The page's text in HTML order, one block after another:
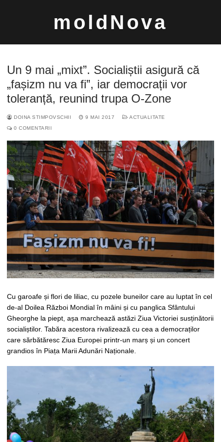
moldNova
după:
Un 9 mai „mixt”. Socialiștii asigură că
„fașizm nu va fi”, iar democrații vor
toleranță, reunind trupa O-Zone
DOINA STIMPOVSCHII 9 MAI 2017
ACTUALITATE
0 COMENTARII
Cu garoafe și flori de liliac, cu pozele buneilor care au luptat în cel
de-al Doilea Război Mondial în mâini și cu panglica Sfântului
Gheorghe la piept, așa marchează astăzi Ziua Victoriei susținătorii
socialiștilor. Tabăra acestora rivalizează cu cea a democraților
care sărbătăresc Ziua Europei printr-un marș și un concert
grandios în Piața Marii Adunări Naționale.